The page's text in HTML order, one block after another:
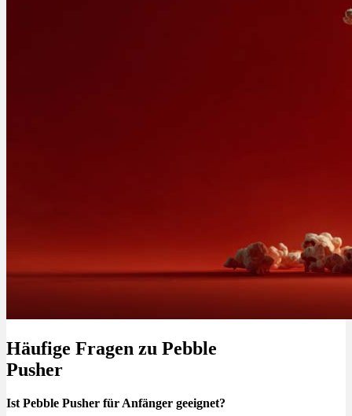
Häufige Fragen zu Pebble
Pusher
Ist Pebble Pusher für Anfänger geeignet?